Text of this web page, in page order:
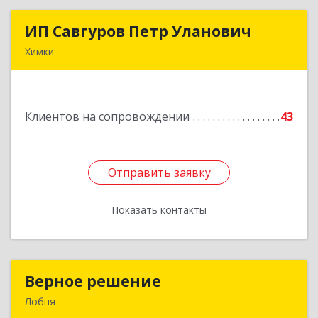
ИП Савгуров Петр Уланович
Химки
Клиентов на сопровождении 43
Отправить заявку
Показать контакты
ИП Савгуров Петр Уланович
Подробнее
Отправить заявку
Назад
Верное решение
Лобня
Верное решение